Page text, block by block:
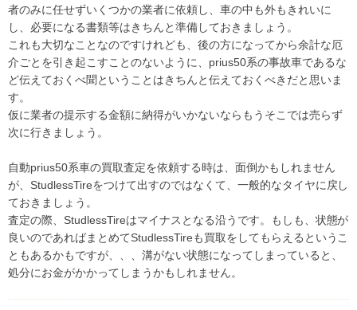
者のみに任せずいくつかの業者に依頼し、車の中も外もきれいに
し、必要になる書類等はきちんと準備しておきましょう。
これも大切なことなのですけれども、後の方になってから余計な厄
介ごとを引き起こすことのないように、prius50系の事故車であるな
ど伝えておくべ聞ということはきちんと伝えておくべきだと思いま
す。
仮に業者の提示する金額に納得がいかないならもうそこでは売らず
次に行きましょう。
自動prius50系車の買取査定を依頼する時は、面倒かもしれません
が、StudlessTireをつけて出すのではなくて、一般的なタイヤに戻し
ておきましょう。
査定の際、StudlessTireはマイナスとなる沿うです。もしも、状態が
良いのであればまとめてStudlessTireも買取をしてもらえるというこ
ともあるかもですが、、、溝がない状態になってしまっていると、
処分にお金がかかってしまうかもしれません。